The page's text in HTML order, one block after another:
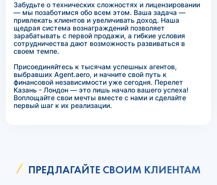
Забудьте о технических сложностях и лицензировании
— мы позаботимся обо всем этом. Ваша задача —
привлекать клиентов и увеличивать доход. Наша
щедрая система вознаграждений позволяет
зарабатывать с первой продажи, а гибкие условия
сотрудничества дают возможность развиваться в
своем темпе.
Присоединяйтесь к тысячам успешных агентов,
выбравших Agent.aero, и начните свой путь к
финансовой независимости уже сегодня. Перелет
Казань - Лондон — это лишь начало вашего успеха!
Воплощайте свои мечты вместе с нами и сделайте
первый шаг к их реализации.
ПРЕДЛАГАЙТЕ СВОИМ КЛИЕНТАМ